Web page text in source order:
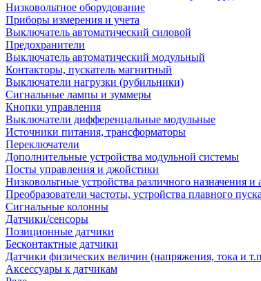
Низковольтное оборудование
Приборы измерения и учета
Выключатель автоматический силовой
Предохранители
Выключатель автоматический модульный
Контакторы, пускатель магнитный
Выключатели нагрузки (рубильники)
Сигнальные лампы и зуммеры
Кнопки управления
Выключатели дифференцальные модульные
Источники питания, трансформаторы
Переключатели
Дополнительные устройства модульной системы
Посты управления и джойстики
Низковольтные устройства различного назначения и
Преобразователи частоты, устройства плавного пуска
Сигнальные колонны
Датчики/сенсоры
Позиционные датчики
Бесконтактные датчики
Датчики физических величин (напряжения, тока и
Аксессуары к датчикам